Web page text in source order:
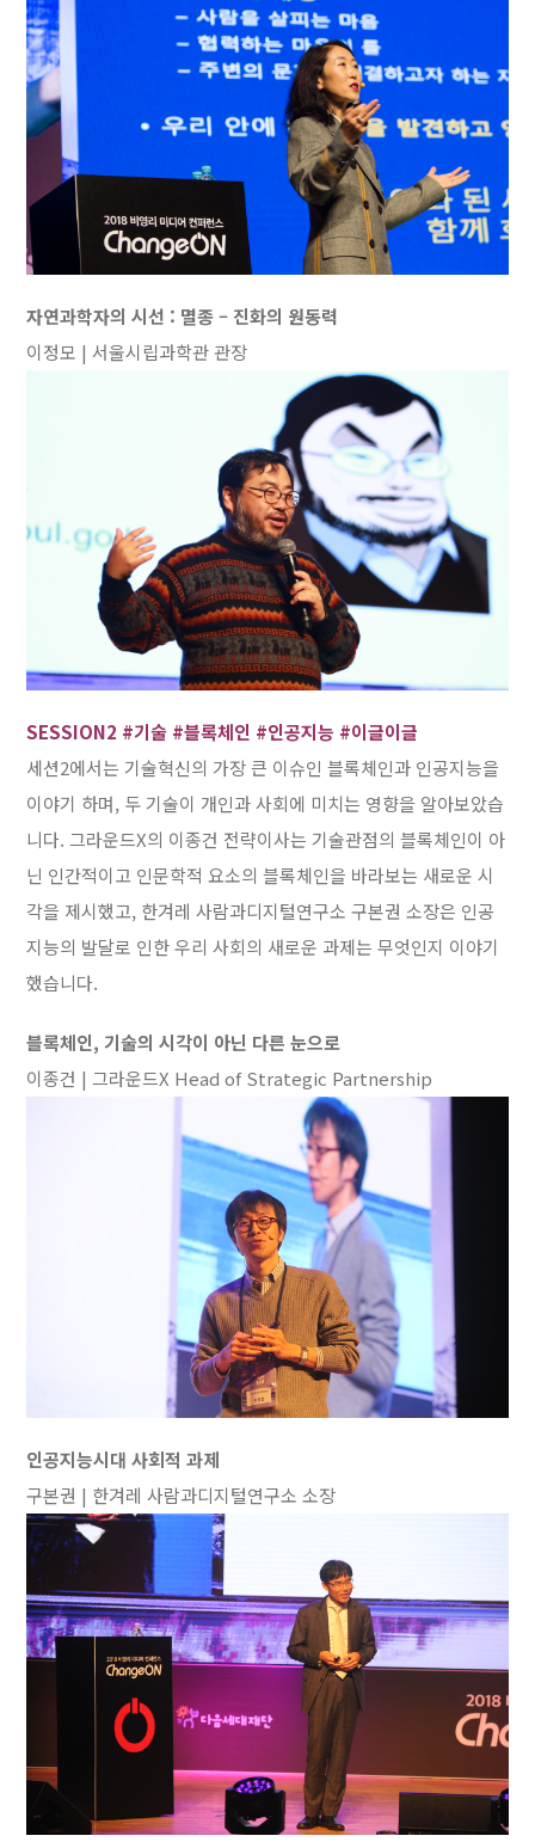
자연과학자의 시선 : 멸종 – 진화의 원동력
이정모 | 서울시립과학관 관장
SESSION2 #기술 #블록체인 #인공지능 #이글이글
세션2에서는 기술혁신의 가장 큰 이슈인 블록체인과 인공지능을
이야기 하며, 두 기술이 개인과 사회에 미치는 영향을 알아보았습
니다. 그라운드X의 이종건 전략이사는 기술관점의 블록체인이 아
닌 인간적이고 인문학적 요소의 블록체인을 바라보는 새로운 시
각을 제시했고, 한겨레 사람과디지털연구소 구본권 소장은 인공
지능의 발달로 인한 우리 사회의 새로운 과제는 무엇인지 이야기
했습니다.
블록체인, 기술의 시각이 아닌 다른 눈으로
이종건 | 그라운드X Head of Strategic Partnership
인공지능시대 사회적 과제
구본권 | 한겨레 사람과디지털연구소 소장